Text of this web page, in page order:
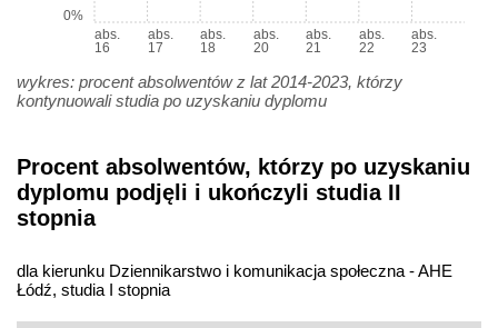
abs.
16
abs.
17
abs.
18
abs.
20
abs.
21
abs.
22
abs.
23
0%
wykres: procent absolwentów z lat 2014-2023, którzy
kontynuowali studia po uzyskaniu dyplomu
Procent absolwentów, którzy po uzyskaniu
dyplomu podjęli i ukończyli studia II
stopnia
dla kierunku Dziennikarstwo i komunikacja społeczna - AHE
Łódź, studia I stopnia